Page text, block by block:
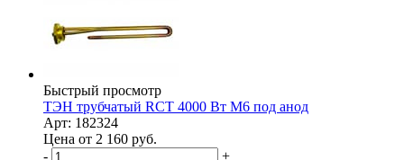
Быстрый просмотр
ТЭН трубчатый RCT 4000 Вт M6 под анод
Арт: 182324
Цена от 2 160 руб.
-
+